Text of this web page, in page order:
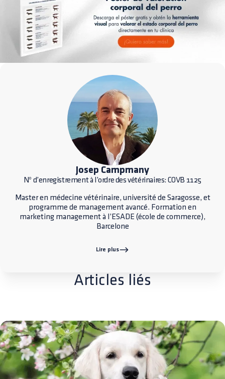
Josep Campmany
Nº d’enregistrement à l’ordre des vétérinaires: COVB 1125
Master en médecine vétérinaire, université de Saragosse, et
programme de management avancé. Formation en
marketing management à l’ESADE (école de commerce),
Barcelone
Lire plus
Articles liés